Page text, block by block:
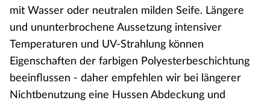
mit Wasser oder neutralen milden Seife. Längere
und ununterbrochene Aussetzung intensiver
Temperaturen und UV-Strahlung können
Eigenschaften der farbigen Polyesterbeschichtung
beeinflussen - daher empfehlen wir bei längerer
Nichtbenutzung eine Hussen Abdeckung und